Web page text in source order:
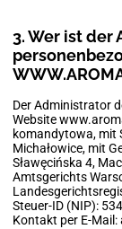
3. Wer ist der
Der Administrator
Website
komandytowa, mit
Michałowice, mit
Sławęcińska 4,
Amtsgerichts
Steuer-ID (NIP):
Kontakt per E-Mail: